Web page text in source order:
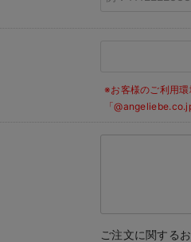
※お客様のご利用
「
ご注文に関する